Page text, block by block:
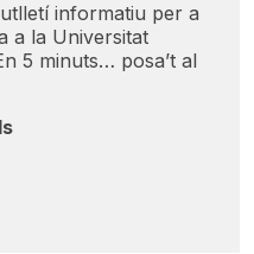
informatiu per a
a la Universitat
5 minuts… posa’t al